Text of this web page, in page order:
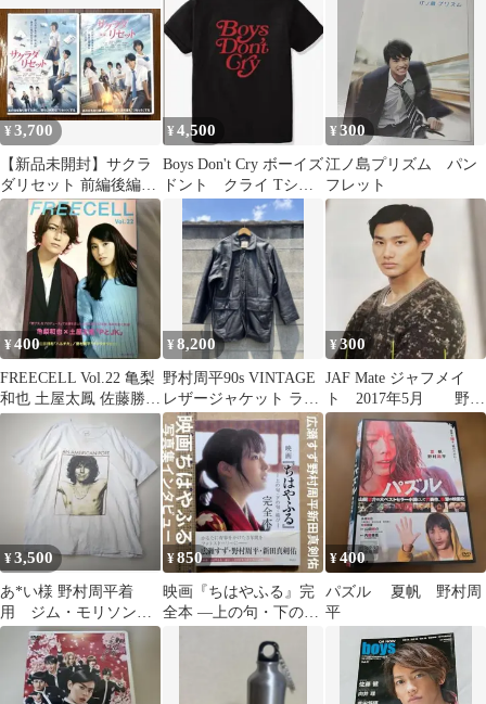
¥3,700
【新品未開封】サクラ
ダリセット 前編後編
DVDセット 野村周平
黒島結菜
¥4,500
Boys Don't Cry ボーイズ
ドント クライ Tシャ
ツ/黒 野村周平着用
¥300
江ノ島プリズム パン
フレット
¥400
FREECELL Vol.22 亀梨
和也 土屋太鳳 佐藤勝利
野村周平
¥8,200
野村周平90s VINTAGE
レザージャケット ライ
ダース ブラック 本革
牛
¥300
JAF Mate ジャフメイ
ト 2017年5月 野村
周平 片岡義男
¥3,500
あ*い様 野村周平着
用 ジム・モリソン
Tシャツ 00年代 ミ
ュージック
¥850
映画『ちはやふる』完
全本 ―上の句・下の
野村周平 新田真剣佑
¥400
パズル 夏帆 野村周
平